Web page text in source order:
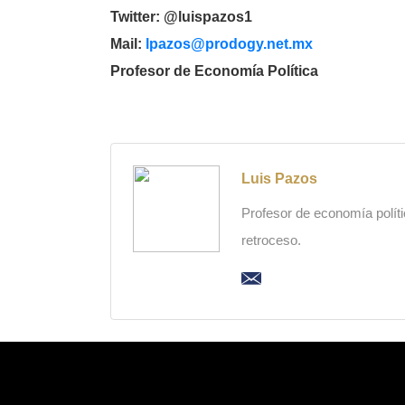
Twitter: @luispazos1
Mail: lpazos@prodogy.net.mx
Profesor de Economía Política
Luis Pazos
Profesor de economía
retroceso.